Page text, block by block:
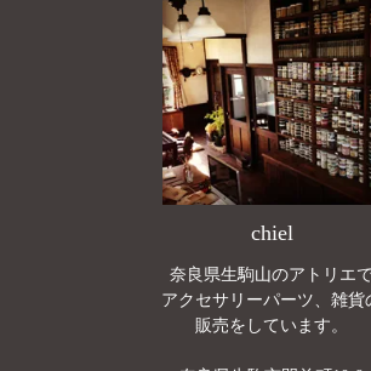
chiel
奈良県生駒山のアトリエ
アクセサリーパーツ、雑貨
販売をしています。